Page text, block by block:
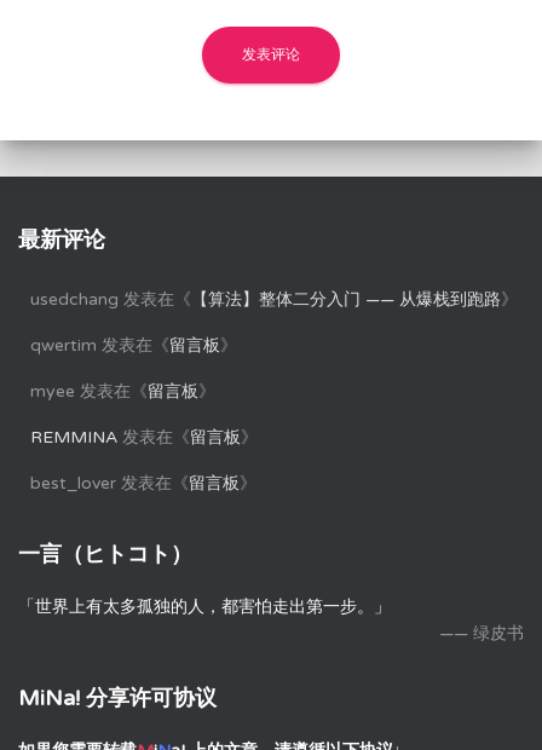
最新评论
usedchang 发表在《 【算法】整体二分入门 —— 从爆栈到跑路》
qwertim 发表在《留言板》
myee 发表在《留言板》
REMMINA 发表在《留言板》
best_lover 发表在《留言板》
一言（ヒトコト）
「世界上有太多孤独的人，都害怕走出第一步。」
—— 绿皮书
MiNa! 分享许可协议